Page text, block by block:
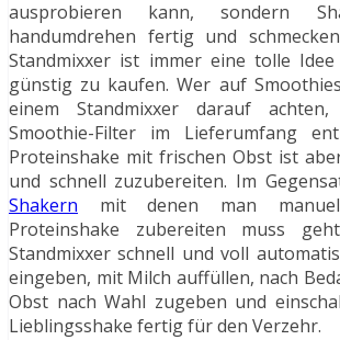
ausprobieren kann, sondern
handumdrehen fertig und
Standmixxer ist immer eine tolle
günstig zu kaufen. Wer auf
einem Standmixxer darauf
Smoothie-Filter im Lieferumfang
Proteinshake mit frischen Obst ist
und schnell zuzubereiten. Im
Shakern mit denen man
Proteinshake zubereiten muss
Standmixxer schnell und voll
eingeben, mit Milch auffüllen, nach
Obst nach Wahl zugeben und
Lieblingsshake fertig für den Verzehr.